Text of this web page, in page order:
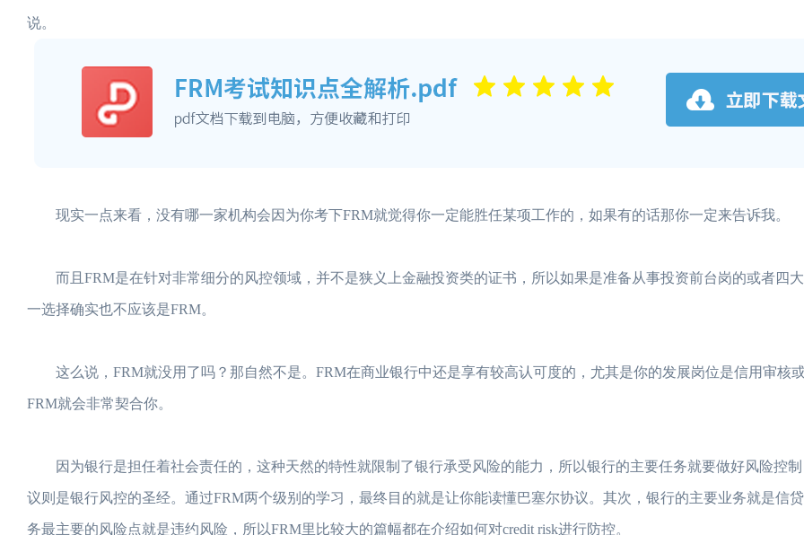
说。
现实一点来看，没有哪一家机构会因为你考下FRM就觉得你一定能胜任某项工作的，如果有的话那你一定来告诉我。
而且FRM是在针对非常细分的风控领域，并不是狭义上金融投资类的证书，所以如果是准备从事投资前台岗的或者四
一选择确实也不应该是FRM。
这么说，FRM就没用了吗？那自然不是。FRM在商业银行中还是享有较高认可度的，尤其是你的发展岗位是信用审核
FRM就会非常契合你。
因为银行是担任着社会责任的，这种天然的特性就限制了银行承受风险的能力，所以银行的主要任务就要做好风险控
议则是银行风控的圣经。通过FRM两个级别的学习，最终目的就是让你能读懂巴塞尔协议。其次，银行的主要业务就是信
务最主要的风险点就是违约风险，所以FRM里比较大的篇幅都在介绍如何对credit risk进行防控。